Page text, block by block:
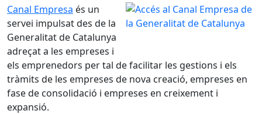
Canal Empresa és un
servei impulsat des de la
Generalitat de Catalunya
adreçat a les empreses i
els emprenedors per tal de facilitar les gestions i els
tràmits de les empreses de nova creació, empreses en
fase de consolidació i empreses en creixement i
expansió.